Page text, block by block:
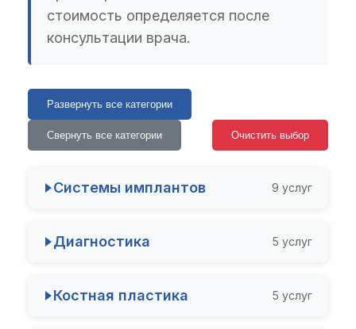
стоимость определяется после
консультации врача.
Развернуть все категории
Свернуть все категории Очистить выбор
Системы имплантов 9 услуг
от 22 000 ₽
от 36 100 ₽
Диагностика 5 услуг
Бесплатно
Костная пластика 5 услуг